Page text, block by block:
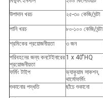
উপাদান খরচ
২৫-৩০ কেজি/ঘন্টা
পানি খরচ
৮০-১০০ কেজি/ঘন্টা
শ্রমিকের প্রয়োজনীয়তা
৩ জন
পরিবহনের জন্য কনটেইনারের
প্রয়োজনীয়তা
1 x 40 ̊HQ
ফর্মিং টাইপ
ভ্যাকুয়াম সাকশন,
থার্মোফর্মিং
শুকানোর পদ্ধতি
ছাঁচে শুকানো